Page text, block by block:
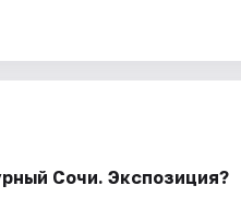
Сочи. Экспозиция?